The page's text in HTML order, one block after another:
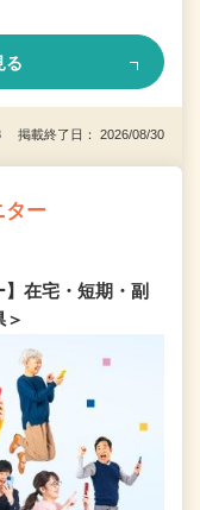
る
掲載終了日： 2026/08/30
ター
】在宅・短期・副